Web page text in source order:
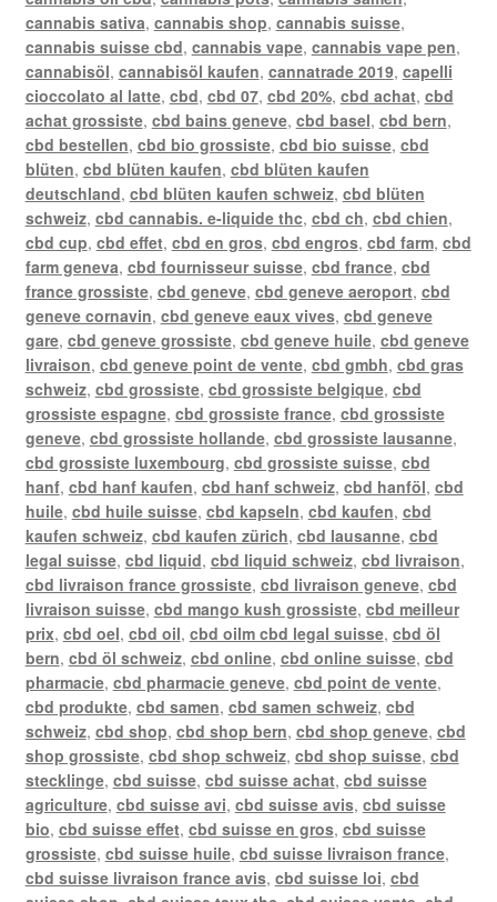
cannabis sativa, cannabis shop, cannabis suisse,
cannabis suisse cbd, cannabis vape, cannabis vape pen,
cannabisöl, cannabisöl kaufen, cannatrade 2019, capelli
cioccolato al latte, cbd, cbd 07, cbd 20%, cbd achat, cbd
achat grossiste, cbd bains geneve, cbd basel, cbd bern,
cbd bestellen, cbd bio grossiste, cbd bio suisse, cbd
blüten, cbd blüten kaufen, cbd blüten kaufen
deutschland, cbd blüten kaufen schweiz, cbd blüten
schweiz, cbd cannabis. e-liquide thc, cbd ch, cbd chien,
cbd cup, cbd effet, cbd en gros, cbd engros, cbd farm, cbd
farm geneva, cbd fournisseur suisse, cbd france, cbd
france grossiste, cbd geneve, cbd geneve aeroport, cbd
geneve cornavin, cbd geneve eaux vives, cbd geneve
gare, cbd geneve grossiste, cbd geneve huile, cbd geneve
livraison, cbd geneve point de vente, cbd gmbh, cbd gras
schweiz, cbd grossiste, cbd grossiste belgique, cbd
grossiste espagne, cbd grossiste france, cbd grossiste
geneve, cbd grossiste hollande, cbd grossiste lausanne,
cbd grossiste luxembourg, cbd grossiste suisse, cbd
hanf, cbd hanf kaufen, cbd hanf schweiz, cbd hanföl, cbd
huile, cbd huile suisse, cbd kapseln, cbd kaufen, cbd
kaufen schweiz, cbd kaufen zürich, cbd lausanne, cbd
legal suisse, cbd liquid, cbd liquid schweiz, cbd livraison,
cbd livraison france grossiste, cbd livraison geneve, cbd
livraison suisse, cbd mango kush grossiste, cbd meilleur
prix, cbd oel, cbd oil, cbd oilm cbd legal suisse, cbd öl
bern, cbd öl schweiz, cbd online, cbd online suisse, cbd
pharmacie, cbd pharmacie geneve, cbd point de vente,
cbd produkte, cbd samen, cbd samen schweiz, cbd
schweiz, cbd shop, cbd shop bern, cbd shop geneve, cbd
shop grossiste, cbd shop schweiz, cbd shop suisse, cbd
stecklinge, cbd suisse, cbd suisse achat, cbd suisse
agriculture, cbd suisse avi, cbd suisse avis, cbd suisse
bio, cbd suisse effet, cbd suisse en gros, cbd suisse
grossiste, cbd suisse huile, cbd suisse livraison france,
cbd suisse livraison france avis, cbd suisse loi, cbd